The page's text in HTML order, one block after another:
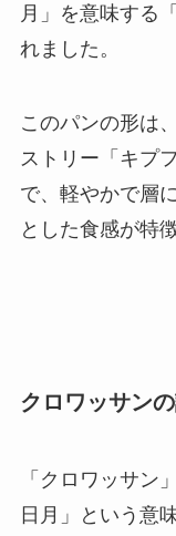
月」を意味する
れました。
このパンの形は
ストリー「キプ
で、軽やかで層
とした食感が特
クロワッサン
「クロワッサン
日月」という意